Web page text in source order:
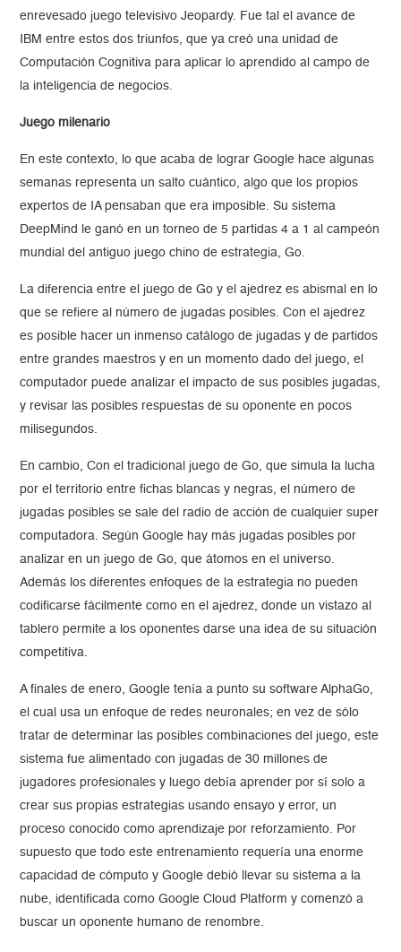
enrevesado juego televisivo Jeopardy. Fue tal el avance de
IBM entre estos dos triunfos, que ya creó una unidad de
Computación Cognitiva para aplicar lo aprendido al campo de
la inteligencia de negocios.
Juego milenario
En este contexto, lo que acaba de lograr Google hace algunas
semanas representa un salto cuántico, algo que los propios
expertos de IA pensaban que era imposible. Su sistema
DeepMind le ganó en un torneo de 5 partidas 4 a 1 al campeón
mundial del antiguo juego chino de estrategia, Go.
La diferencia entre el juego de Go y el ajedrez es abismal en lo
que se refiere al número de jugadas posibles. Con el ajedrez
es posible hacer un inmenso catálogo de jugadas y de partidos
entre grandes maestros y en un momento dado del juego, el
computador puede analizar el impacto de sus posibles jugadas,
y revisar las posibles respuestas de su oponente en pocos
milisegundos.
En cambio, Con el tradicional juego de Go, que simula la lucha
por el territorio entre fichas blancas y negras, el número de
jugadas posibles se sale del radio de acción de cualquier super
computadora. Según Google hay más jugadas posibles por
analizar en un juego de Go, que átomos en el universo.
Además los diferentes enfoques de la estrategia no pueden
codificarse fácilmente como en el ajedrez, donde un vistazo al
tablero permite a los oponentes darse una idea de su situación
competitiva.
A finales de enero, Google tenía a punto su software AlphaGo,
el cual usa un enfoque de redes neuronales; en vez de sólo
tratar de determinar las posibles combinaciones del juego, este
sistema fue alimentado con jugadas de 30 millones de
jugadores profesionales y luego debía aprender por sí solo a
crear sus propias estrategias usando ensayo y error, un
proceso conocido como aprendizaje por reforzamiento. Por
supuesto que todo este entrenamiento requería una enorme
capacidad de cómputo y Google debió llevar su sistema a la
nube, identificada como Google Cloud Platform y comenzó a
buscar un oponente humano de renombre.